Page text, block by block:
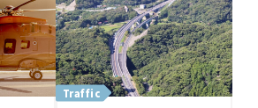
Traffic